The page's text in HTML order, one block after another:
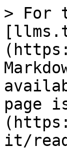
> For
page
it/